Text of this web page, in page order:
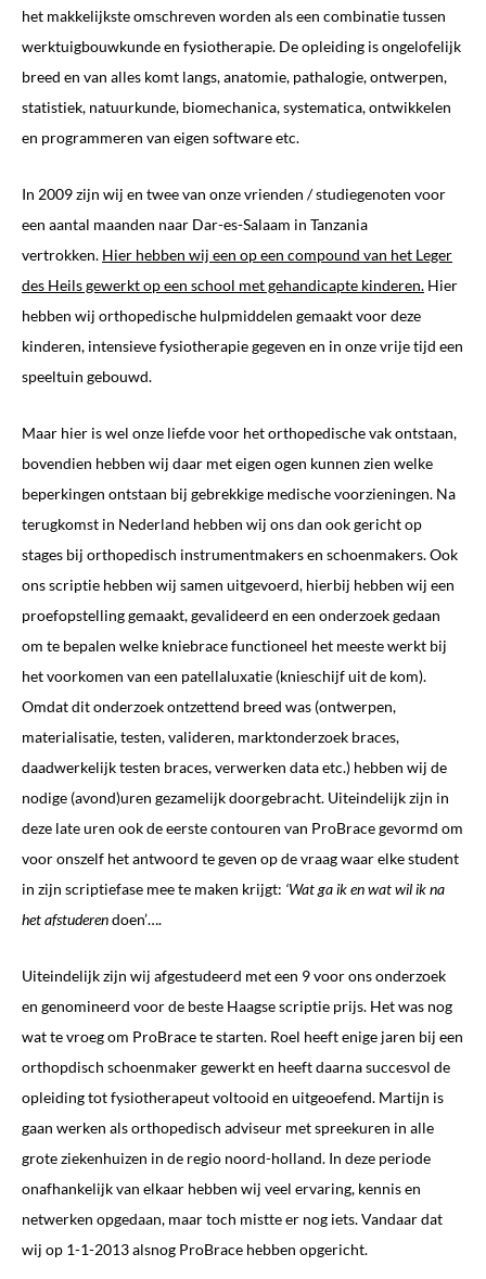
het makkelijkste omschreven worden als een combinatie tussen
werktuigbouwkunde en fysiotherapie. De opleiding is ongelofelijk
breed en van alles komt langs, anatomie, pathalogie, ontwerpen,
statistiek, natuurkunde, biomechanica, systematica, ontwikkelen
en programmeren van eigen software etc.
In 2009 zijn wij en twee van onze vrienden / studiegenoten voor
een aantal maanden naar Dar-es-Salaam in Tanzania
vertrokken. Hier hebben wij een op een compound van het Leger
des Heils gewerkt op een school met gehandicapte kinderen. Hier
hebben wij orthopedische hulpmiddelen gemaakt voor deze
kinderen, intensieve fysiotherapie gegeven en in onze vrije tijd een
speeltuin gebouwd.
Maar hier is wel onze liefde voor het orthopedische vak ontstaan,
bovendien hebben wij daar met eigen ogen kunnen zien welke
beperkingen ontstaan bij gebrekkige medische voorzieningen. Na
terugkomst in Nederland hebben wij ons dan ook gericht op
stages bij orthopedisch instrumentmakers en schoenmakers. Ook
ons scriptie hebben wij samen uitgevoerd, hierbij hebben wij een
proefopstelling gemaakt, gevalideerd en een onderzoek gedaan
om te bepalen welke kniebrace functioneel het meeste werkt bij
het voorkomen van een patellaluxatie (knieschijf uit de kom).
Omdat dit onderzoek ontzettend breed was (ontwerpen,
materialisatie, testen, valideren, marktonderzoek braces,
daadwerkelijk testen braces, verwerken data etc.) hebben wij de
nodige (avond)uren gezamelijk doorgebracht. Uiteindelijk zijn in
deze late uren ook de eerste contouren van ProBrace gevormd om
voor onszelf het antwoord te geven op de vraag waar elke student
in zijn scriptiefase mee te maken krijgt: ‘Wat ga ik en wat wil ik na
het afstuderendoen’….
Uiteindelijk zijn wij afgestudeerd met een 9 voor ons onderzoek
en genomineerd voor de beste Haagse scriptie prijs. Het was nog
wat te vroeg om ProBrace te starten. Roel heeft enige jaren bij een
orthopdisch schoenmaker gewerkt en heeft daarna succesvol de
opleiding tot fysiotherapeut voltooid en uitgeoefend. Martijn is
gaan werken als orthopedisch adviseur met spreekuren in alle
grote ziekenhuizen in de regio noord-holland. In deze periode
onafhankelijk van elkaar hebben wij veel ervaring, kennis en
netwerken opgedaan, maar toch mistte er nog iets. Vandaar dat
wij op 1-1-2013 alsnog ProBrace hebben opgericht.